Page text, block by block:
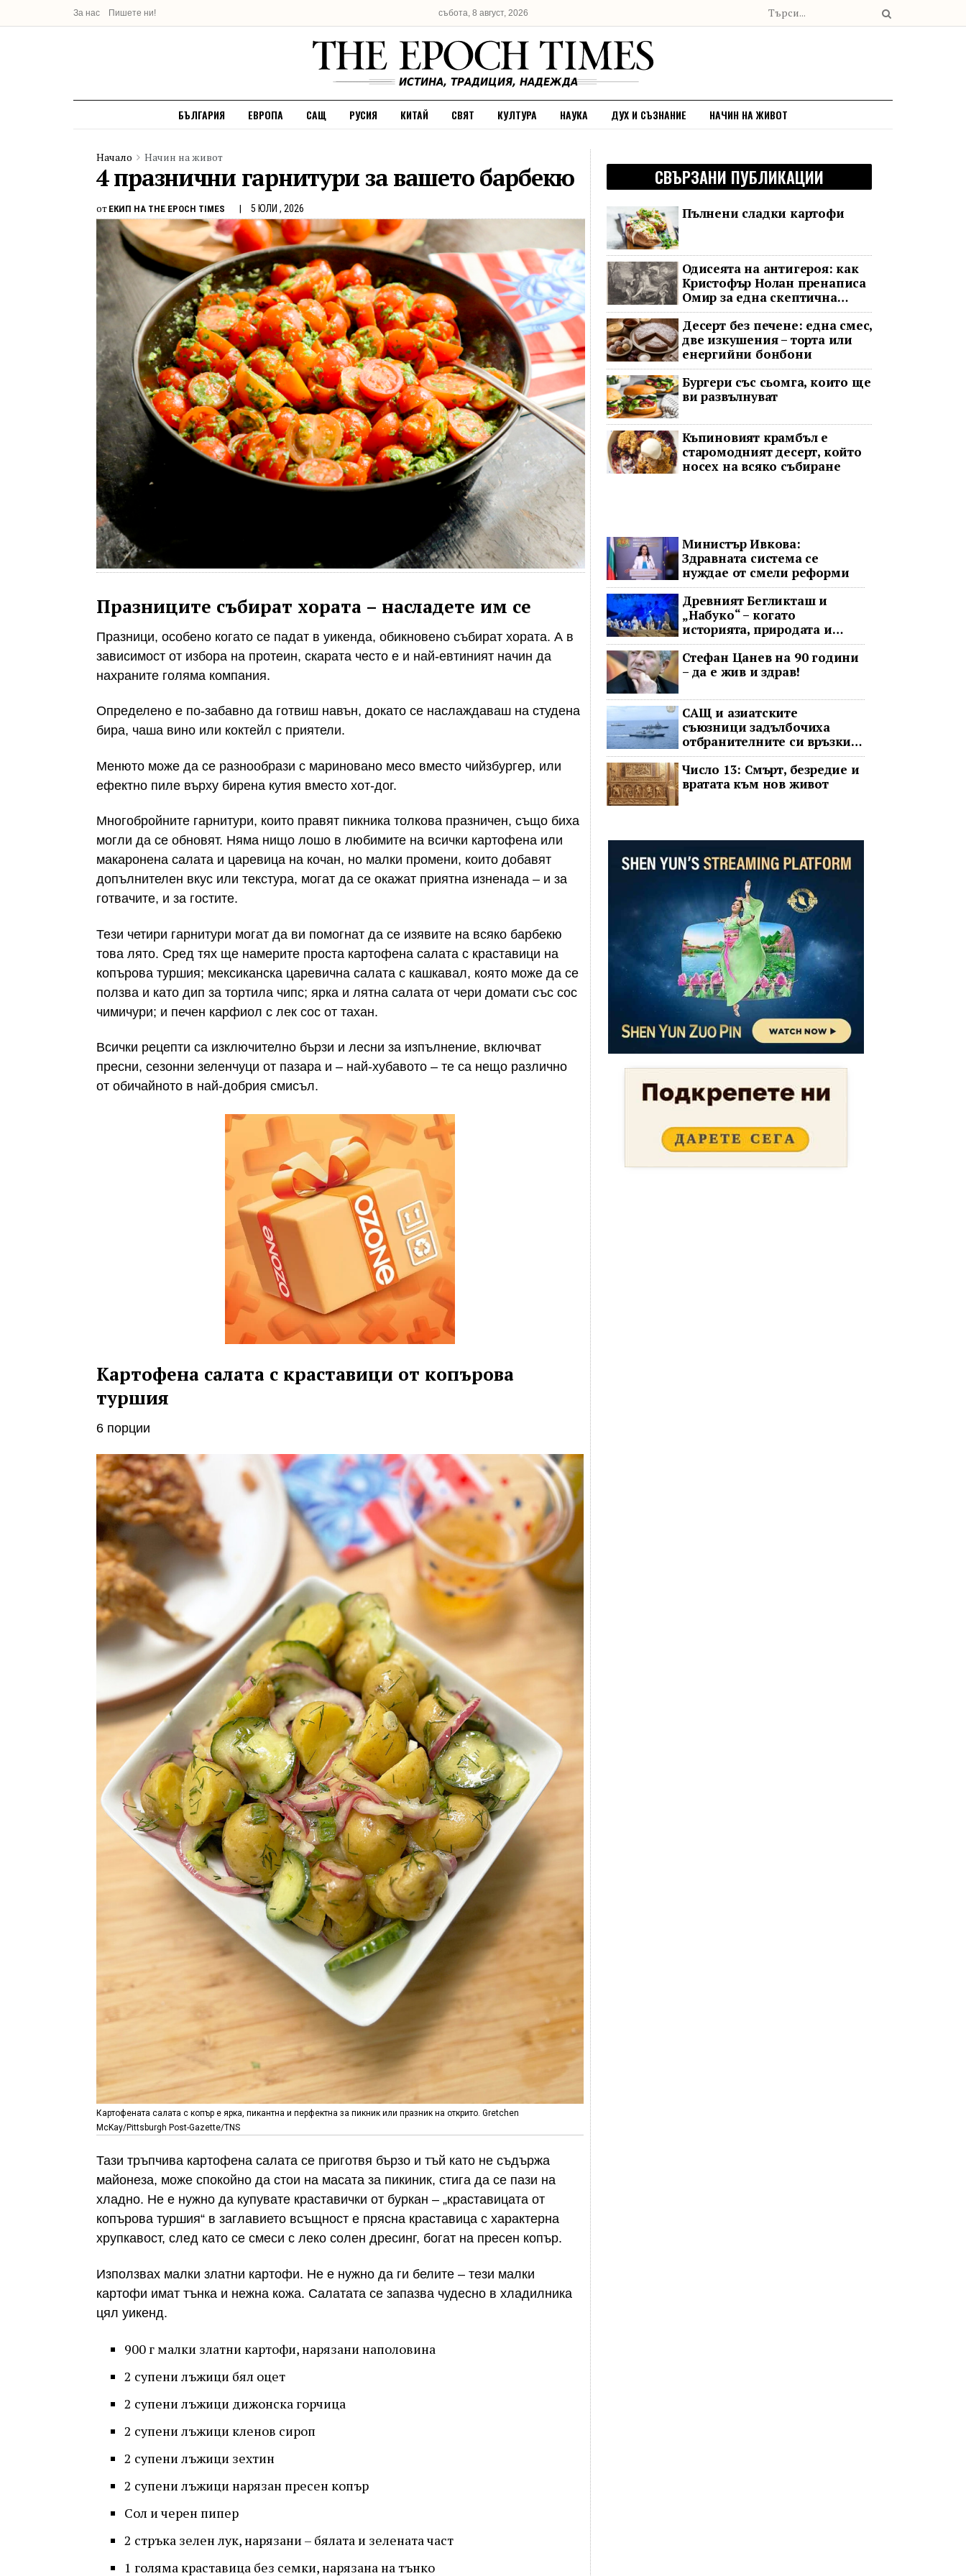
За нас Пишете ни! събота, 8 август, 2026
БЪЛГАРИЯ ЕВРОПА САЩ РУСИЯ КИТАЙ СВЯТ КУЛТУРА НАУКА ДУХ И СЪЗНАНИЕ НАЧИН НА ЖИВОТ
Начало Начин на живот
4 празнични гарнитури за вашето барбекю
от ЕКИП НА THE EPOCH TIMES 5 ЮЛИ , 2026
Празниците събират хората – насладете им се
Празници, особено когато се падат в уикенда, обикновено събират хората. А в
зависимост от избора на протеин, скарата често е и най-евтиният начин да
нахраните голяма компания.
Определено е по-забавно да готвиш навън, докато се наслаждаваш на студена
бира, чаша вино или коктейл с приятели.
Менюто може да се разнообрази с мариновано месо вместо чийзбургер, или
ефектно пиле върху бирена кутия вместо хот-дог.
Многобройните гарнитури, които правят пикника толкова празничен, също биха
могли да се обновят. Няма нищо лошо в любимите на всички картофена или
макаронена салата и царевица на кочан, но малки промени, които добавят
допълнителен вкус или текстура, могат да се окажат приятна изненада – и за
готвачите, и за гостите.
Тези четири гарнитури могат да ви помогнат да се изявите на всяко барбекю
това лято. Сред тях ще намерите проста картофена салата с краставици на
копърова туршия; мексиканска царевична салата с кашкавал, която може да се
ползва и като дип за тортила чипс; ярка и лятна салата от чери домати със сос
чимичури; и печен карфиол с лек сос от тахан.
Всички рецепти са изключително бързи и лесни за изпълнение, включват
пресни, сезонни зеленчуци от пазара и – най-хубавото – те са нещо различно
от обичайното в най-добрия смисъл.
Картофена салата с краставици от копърова
туршия
6 порции
Картофената салата с копър е ярка, пикантна и перфектна за пикник или празник на открито. Gretchen
McKay/Pittsburgh Post-Gazette/TNS
Тази тръпчива картофена салата се приготвя бързо и тъй като не съдържа
майонеза, може спокойно да стои на масата за пикиник, стига да се пази на
хладно. Не е нужно да купувате краставички от буркан – „краставицата от
копърова туршия“ в заглавието всъщност е прясна краставица с характерна
хрупкавост, след като се смеси с леко солен дресинг, богат на пресен копър.
Използвах малки златни картофи. Не е нужно да ги белите – тези малки
картофи имат тънка и нежна кожа. Салатата се запазва чудесно в хладилника
цял уикенд.
900 г малки златни картофи, нарязани наполовина
2 супени лъжици бял оцет
2 супени лъжици дижонска горчица
2 супени лъжици кленов сироп
2 супени лъжици зехтин
2 супени лъжици нарязан пресен копър
Сол и черен пипер
2 стръка зелен лук, нарязани – бялата и зелената част
1 голяма краставица без семки, нарязана на тънко
СВЪРЗАНИ ПУБЛИКАЦИИ
Пълнени сладки картофи
Одисеята на антигероя: как
Кристофър Нолан пренаписа
Омир за една скептична
епоха
Десерт без печене: една смес,
две изкушения – торта или
енергийни бонбони
Бургери със сьомга, които ще
ви развълнуват
Къпиновият крамбъл е
старомодният десерт, който
носех на всяко събиране
Министър Ивкова:
Здравната система се
нуждае от смели реформи
Древният Бегликташ и
„Набуко“ – когато
историята, природата и
операта говорят на един
език
Стефан Цанев на 90 години
– да е жив и здрав!
САЩ и азиатските
съюзници задълбочиха
отбранителните си връзки
срещу Китай
Число 13: Смърт, безредие и
вратата към нов живот